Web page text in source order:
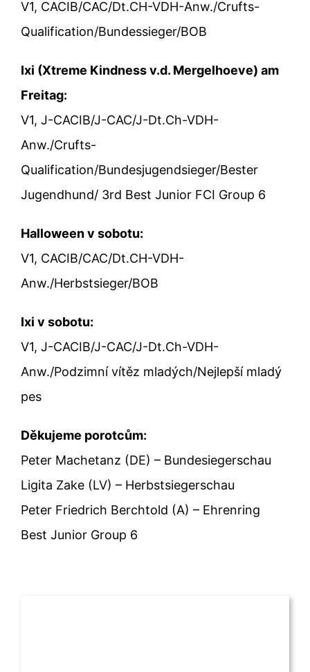
V1, CACIB/CAC/Dt.CH-VDH-Anw./Crufts-
Qualification/Bundessieger/BOB
Ixi (Xtreme Kindness v.d. Mergelhoeve) am
Freitag:
V1, J-CACIB/J-CAC/J-Dt.Ch-VDH-
Anw./Crufts-
Qualification/Bundesjugendsieger/Bester
Jugendhund/ 3rd Best Junior FCI Group 6
Halloween v sobotu:
V1, CACIB/CAC/Dt.CH-VDH-
Anw./Herbstsieger/BOB
Ixi v sobotu:
V1, J-CACIB/J-CAC/J-Dt.Ch-VDH-
Anw./Podzimní vítěz mladých/Nejlepší mladý
pes
Děkujeme porotcům:
Peter Machetanz (DE) – Bundesiegerschau
Ligita Zake (LV) – Herbstsiegerschau
Peter Friedrich Berchtold (A) – Ehrenring
Best Junior Group 6